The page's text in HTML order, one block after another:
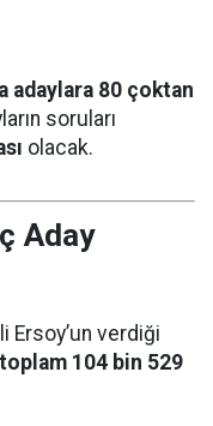
adaylara 80 çoktan
soruları
olacak.
Aday
Ersoy’un verdiği
104 bin 529